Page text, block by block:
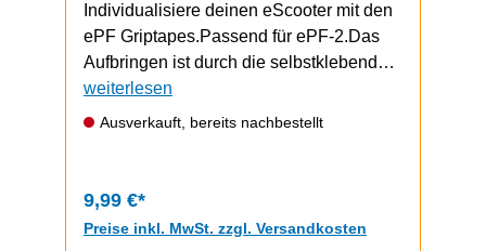
Individualisiere deinen eScooter mit den
ePF Griptapes.Passend für ePF-2.Das
Aufbringen ist durch die selbstklebende
Unterseite schnell und einfach
durchzuführen.Video zum Griptape-
weiterlesen
Ausverkauft, bereits nachbestellt
9,99 €*
Preise inkl. MwSt. zzgl. Versandkosten